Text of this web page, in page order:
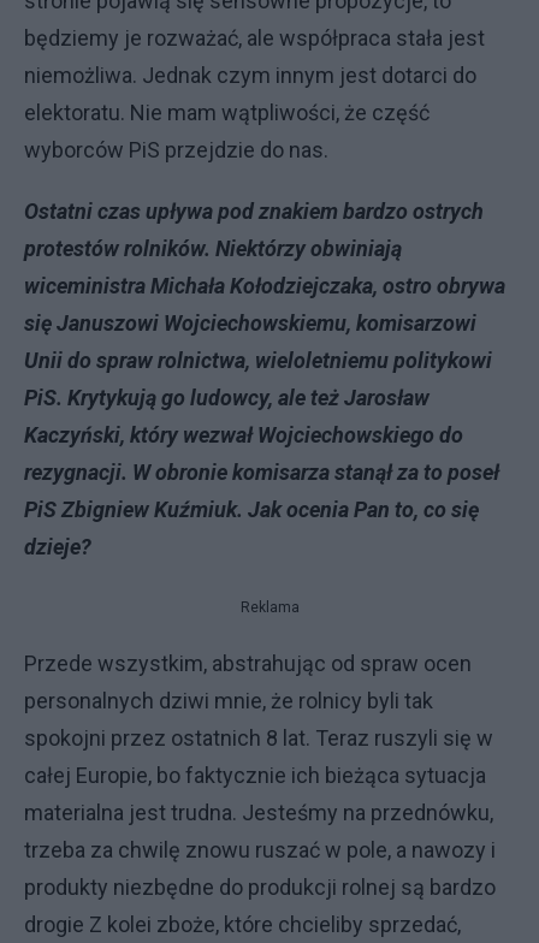
będziemy je rozważać, ale współpraca stała jest
niemożliwa. Jednak czym innym jest dotarci do
elektoratu. Nie mam wątpliwości, że część
wyborców PiS przejdzie do nas.
Ostatni czas upływa pod znakiem bardzo ostrych
protestów rolników. Niektórzy obwiniają
wiceministra Michała Kołodziejczaka, ostro obrywa
się Januszowi Wojciechowskiemu, komisarzowi
Unii do spraw rolnictwa, wieloletniemu politykowi
PiS. Krytykują go ludowcy, ale też Jarosław
Kaczyński, który wezwał Wojciechowskiego do
rezygnacji. W obronie komisarza stanął za to poseł
PiS Zbigniew Kuźmiuk. Jak ocenia Pan to, co się
dzieje?
Reklama
Przede wszystkim, abstrahując od spraw ocen
personalnych dziwi mnie, że rolnicy byli tak
spokojni przez ostatnich 8 lat. Teraz ruszyli się w
całej Europie, bo faktycznie ich bieżąca sytuacja
materialna jest trudna. Jesteśmy na przednówku,
trzeba za chwilę znowu ruszać w pole, a nawozy i
produkty niezbędne do produkcji rolnej są bardzo
drogie Z kolei zboże, które chcieliby sprzedać,